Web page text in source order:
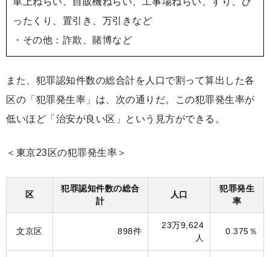
ったくり、置引き、万引きなど
・その他：詐欺、賭博など
また、犯罪認知件数の総合計を人口で割って算出した各
区の「犯罪発生率」は、次の通りだ。この犯罪発生率が
低いほど「治安が良い区」という見方ができる。
＜東京23区の犯罪発生率＞
区
犯罪認知件数の総合
計
人口
犯罪発生
率
文京区 898件
23万9,624
人
0.375％